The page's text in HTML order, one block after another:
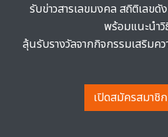
รับข่าวสารเลขมงคล สถิติเลขดั
พร้อมแนะนำวิ
ลุ้นรับรางวัลจากกิจกรรมเสริมค
เปิดสมัครสมาชิ